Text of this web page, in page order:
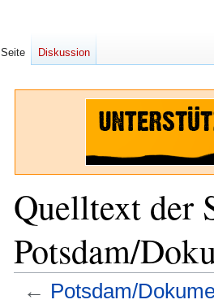
Quelltext der
Potsdam/
← Potsdam/
Seite Diskussion